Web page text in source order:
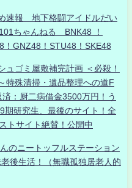
速報 地下格闘アイドルだい
ちゃんねる BNK48 ！
GNZ48！STU48！SKE48
ュゴミ屋敷補完計画 ＜必殺！
特殊清掃・遺品整理への道F
：厨二病借金3500万円！う
期研究生、最後のサイト！全
トサイト絶賛！公開中
のニートッフルステーション
後生活！（無職孤独居老人的